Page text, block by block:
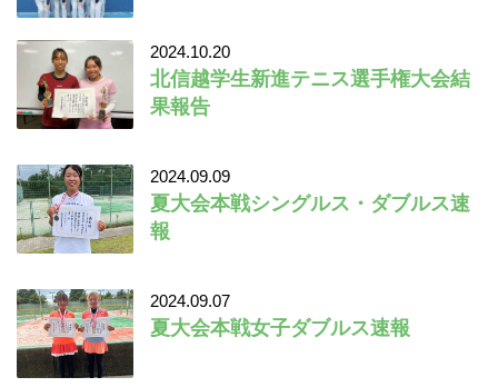
2024.10.20
北信越学生新進テニス選手権大会結
果報告
2024.09.09
夏大会本戦シングルス・ダブルス速
報
2024.09.07
夏大会本戦女子ダブルス速報